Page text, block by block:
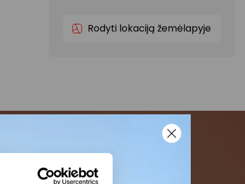
Rodyti lokaciją žemėlapyje